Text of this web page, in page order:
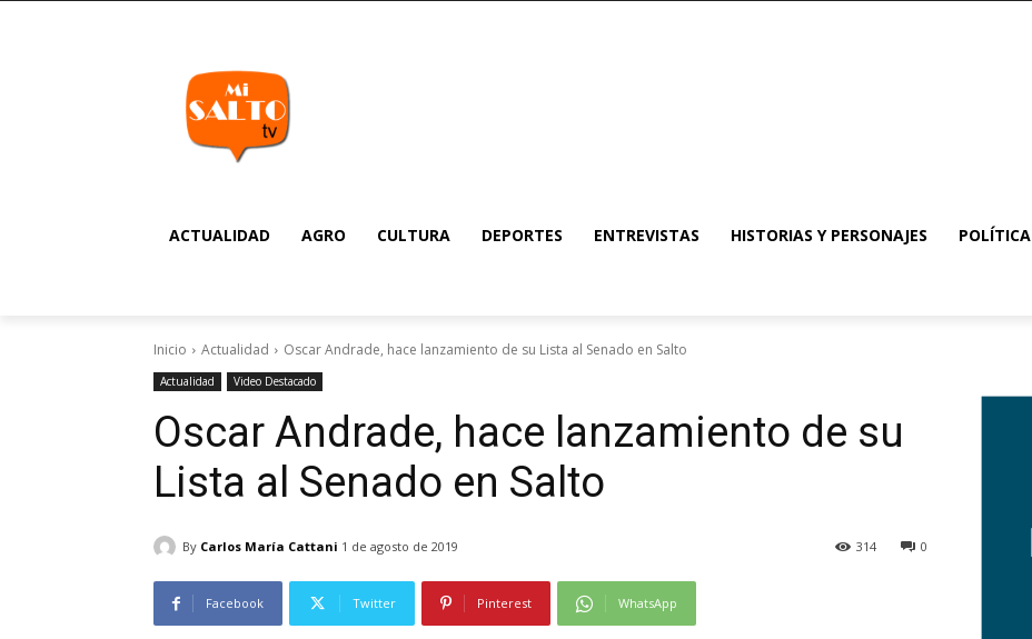
ACTUALIDAD AGRO CULTURA DEPORTES ENTREVISTAS HISTORIAS Y PERSONAJES POLÍTICA
Inicio Actualidad Oscar Andrade, hace lanzamiento de su Lista al Senado en Salto
Actualidad Video Destacado
Oscar Andrade, hace lanzamiento de su
Lista al Senado en Salto
By Carlos María Cattani 1 de agosto de 2019 0
314
Facebook Twitter Pinterest WhatsApp